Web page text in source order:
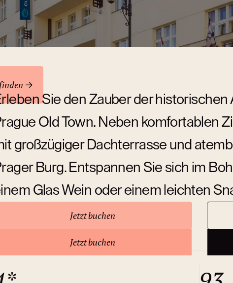
Sie den Zauber der historischen
Old Town. Neben komfortablen
großzügiger Dachterrasse und
Burg. Entspannen Sie sich im
Glas Wein oder einem leichten
Jetzt buchen
Jetzt buchen